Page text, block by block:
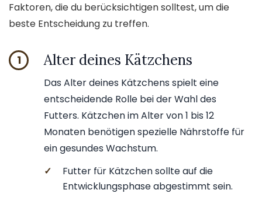
Faktoren, die du berücksichtigen solltest, um die
beste Entscheidung zu treffen.
1 Alter deines Kätzchens
Das Alter deines Kätzchens spielt eine
entscheidende Rolle bei der Wahl des
Futters. Kätzchen im Alter von 1 bis 12
Monaten benötigen spezielle Nährstoffe für
ein gesundes Wachstum.
✓
Futter für Kätzchen sollte auf die
Entwicklungsphase abgestimmt sein.